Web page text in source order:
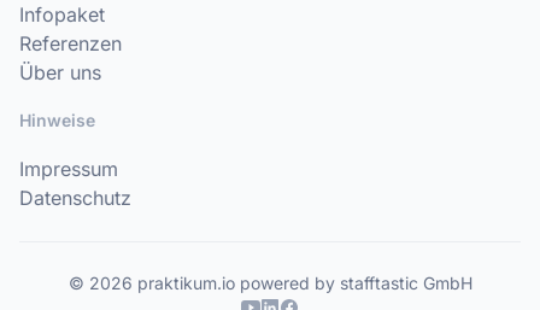
Infopaket
Referenzen
Über uns
Hinweise
Impressum
Datenschutz
© 2026 praktikum.io powered by stafftastic GmbH